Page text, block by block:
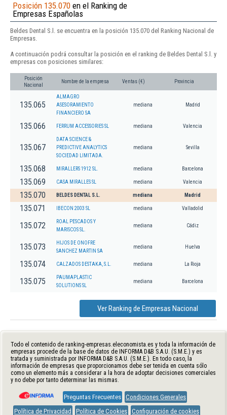
Posición 135.070 en el Ranking de
Empresas Españolas
Beldes Dental S.l. se encuentra en la posición 135.070 del Ranking Nacional de
Empresas.
A continuación podrá consultar la posición en el ranking de Beldes Dental S.l. y
empresas con posiciones similares:
Posición
Nacional
Nombre de la empresa Ventas (€) Provincia
135.065
ALMAGRO
ASESORAMIENTO
FINANCIERO SA
mediana Madrid
135.066 FERRUM ACCESSORIES SL mediana Valencia
135.067
DATA SCIENCE &
PREDICTIVE ANALYTICS
SOCIEDAD LIMITADA.
mediana Sevilla
135.068 MIRALLERS 1912 SL. mediana Barcelona
135.069 CASA MIRALLES SL mediana Valencia
135.070 BELDES DENTAL S.L. mediana Madrid
135.071 IBECON 2003 SL mediana Valladolid
135.072
ROAL PESCADOS Y
MARISCOS SL.
mediana Cádiz
135.073
HIJOS DE ONOFRE
SANCHEZ MARTIN SA
mediana Huelva
135.074 CALZADOS DESTAKA, S.L. mediana La Rioja
135.075
PAUMAPLASTIC
SOLUTIONS SL
mediana Barcelona
Ver Ranking de Empresas Nacional
Todo el contenido de ranking-empresas.eleconomista.es y toda la información de
empresas procede de la base de datos de INFORMA D&B S.A.U. (S.M.E.) y es
tratada y suministrada por INFORMA D&B S.A.U. (S.M.E.). En todo caso, la
información de empresas que proporcionamos debe ser tenida en cuenta sólo
como un elemento más a considerar a la hora de adoptar decisiones comerciales
y no debe por tanto determinar las mismas.
Preguntas Frecuentes Condiciones Generales
Política de Privacidad
Política de Cookies Configuración de cookies